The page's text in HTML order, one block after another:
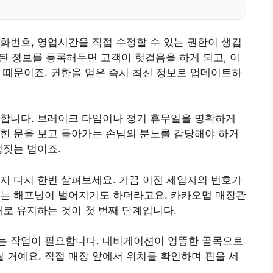
번호, 영업시간을 직접 수정할 수 있는 권한이 생깁
정보를 등록해두면 고객이 헛걸음을 하게 되고, 이
문이죠. 권한을 얻은 즉시 최신 정보로 업데이트하
니다. 브레이크 타임이나 정기 휴무일을 명확하게
문을 보고 돌아가는 손님의 분노를 감당해야 하거
는 법이죠.
다시 한번 살펴보세요. 가끔 이전 세입자의 번호가
해프닝이 벌어지기도 하더라고요. 카카오맵 매장관
유지하는 것이 첫 번째 단계입니다.
작업이 필요합니다. 내비게이션이 엉뚱한 골목으로
예요. 직접 매장 앞에서 위치를 확인하며 핀을 세